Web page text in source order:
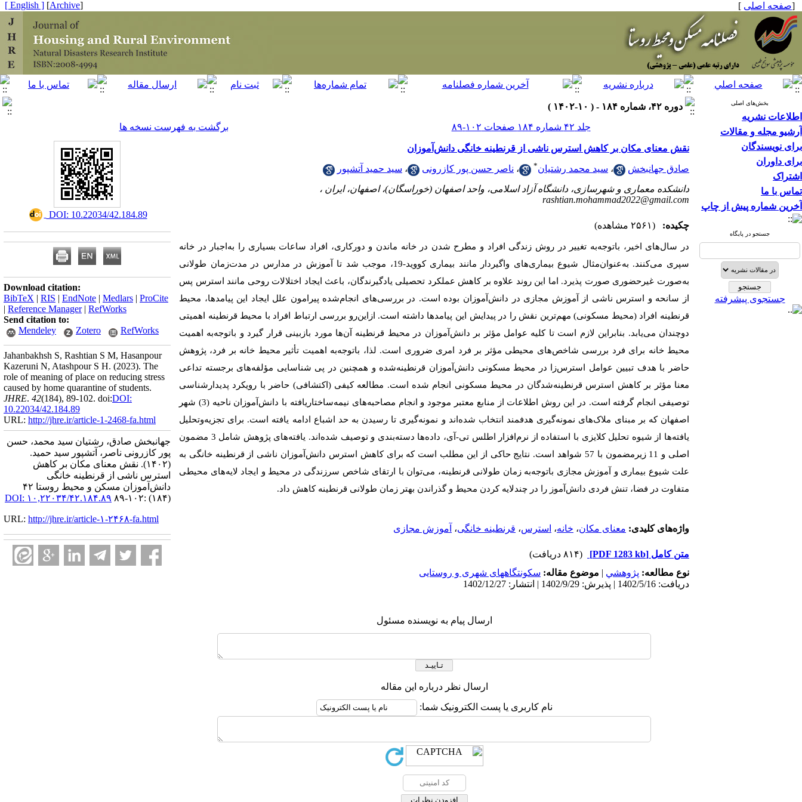
[صفحه اصلی ]
[
Archive
]
[ English ]
بخش‌های اصلی
اطلاعات نشریه
آرشیو مجله و مقالات
برای نویسندگان
برای داوران
اشتراک
تماس با ما
آخرین شماره پیش از چاپ
جستجو در پایگاه
جستجوی پیشرفته
دوره ۴۲، شماره ۱۸۴ - ( ۱۰-۱۴۰۲ )
جلد ۴۲ شماره ۱۸۴ صفحات ۱۰۲-۸۹
برگشت به فهرست نسخه ها
نقش معنای مکان بر کاهش استرس ناشی از قرنطینه خانگی دانش‌آموزان
صادق جهانبخش ، سید محمد رشتیان* ، ناصر حسن پور کازرونی ، سید حمید آتشپور
دانشکده معماری و شهرسازی، دانشگاه آزاد اسلامی، واحد اصفهان (خوراسگان)، اصفهان، ایران ،
rashtian.mohammad2022@gmail.com
چکیده: (۲۵۶۱ مشاهده)
در سال‌های اخیر، باتوجه‌به تغییر در روش زندگی افراد و مطرح شدن در خانه ماندن و دورکاری، افراد ساعات بسیاری را به‌اجبار در خانه
سپری می‌کنند. به‌عنوان‌مثال شیوع بیماری‌های واگیردار مانند بیماری کووید-19، موجب شد تا آموزش در مدارس در مدت‌زمان طولانی
به‌صورت غیرحضوری صورت پذیرد. اما این روند علاوه بر کاهش عملکرد تحصیلی یادگیرندگان، باعث ایجاد اختلالات روحی مانند استرس پس
از سانحه و استرس ناشی از آموزش مجازی در دانش‌آموزان بوده است. در بررسی‌های انجام‌شده پیرامون علل ایجاد این پیامدها، محیط
قرنطینه افراد (محیط مسکونی) مهم‌ترین نقش را در پیدایش این پیامدها داشته است. ازاین‌رو بررسی ارتباط افراد با محیط قرنطینه اهمیتی
دوچندان می‌یابد. بنابراین لازم است تا کلیه عوامل مؤثر بر دانش‌آموزان در محیط قرنطینه آن‌ها مورد بازبینی قرار گیرد و باتوجه‌به اهمیت
محیط خانه برای فرد بررسی شاخص‌های محیطی مؤثر بر فرد امری ضروری است. لذا، باتوجه‌به اهمیت تأثیر محیط خانه بر فرد، پژوهش
حاضر با هدف تبیین عوامل استرس‌زا در محیط مسکونی دانش‌آموزان قرنطینه‌شده و همچنین در پی شناسایی مؤلفه‌های برجسته تداعی
معنا مؤثر بر کاهش استرس قرنطینه‌شدگان در محیط مسکونی انجام شده است. مطالعه کیفی (اکتشافی) حاضر با رویکرد پدیدارشناسی
توصیفی انجام گرفته است. در این روش اطلاعات از منابع معتبر موجود و انجام مصاحبه‌های نیمه‌ساختار‌یافته با دانش‌آموزان ناحیه (3) شهر
اصفهان که بر مبنای ملاک‌های نمونه‌گیری هدفمند انتخاب شده‌اند و نمونه‌گیری تا رسیدن به حد اشباع ادامه یافته است. برای تجزیه‌وتحلیل
یافته‌ها از شیوه تحلیل کلایزی با استفاده از نرم‌افزار اطلس تی-آی، داده‌ها دسته‌بندی و توصیف شده‌اند. یافته‌های پژوهش شامل 3 مضمون
اصلی و 11 زیرمضمون با 57 شواهد است. نتایج حاکی از این مطلب است که برای کاهش استرس دانش‌آموزان ناشی از قرنطینه خانگی به
علت شیوع بیماری و آموزش مجازی باتوجه‌به زمان طولانی قرنطینه، می‌توان با ارتقای شاخص سرزندگی در محیط و ایجاد لایه‌های محیطی
متفاوت در فضا، تنش فردی دانش‌آموز را در چندلایه کردن محیط و گذراندن بهتر زمان طولانی قرنطینه کاهش داد.
واژه‌های کلیدی: معنای مکان، خانه، استرس، قرنطینه خانگی، آموزش مجازی
متن کامل [PDF 1283 kb]
(۸۱۴ دریافت)
نوع مطالعه: پژوهشي | موضوع مقاله: سکونتگاههای شهری و روستایی
دریافت: 1402/5/16 | پذیرش: 1402/9/29 | انتشار: 1402/12/27
ارسال پیام به نویسنده مسئول
ارسال نظر درباره این مقاله
نام کاربری یا پست الکترونیک شما:
‎ DOI: 10.22034/42.184.89
Download citation:
BibTeX | RIS | EndNote | Medlars | ProCite
| Reference Manager| RefWorks
Send citation to:
Mendeley
Zotero RefWorks
Jahanbakhsh S, Rashtian S M, Hasanpour
Kazeruni N, Atashpour S H. (2023). The
role of meaning of place on reducing stress
caused by home quarantine of students.
JHRE. 42(184), 89-102. doi:DOI:
10.22034/42.184.89
URL: http://jhre.ir/article-1-2468-fa.html
جهانبخش صادق، رشتیان سید محمد، حسن
پور کازرونی ناصر، آتشپور سید حمید.
(۱۴۰۲).
نقش معنای مکان بر کاهش
استرس ناشی از قرنطینه خانگی
دانش‌آموزان مسکن و محیط روستا ۴۲
(۱۸۴) :۱۰۲-۸۹
DOI: ۱۰,۲۲۰۳۴/۴۲.۱۸۴.۸۹
URL: http://jhre.ir/article-۱-۲۴۶۸-fa.html